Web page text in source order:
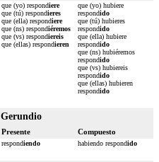
que (yo) respondiere
que (tú) respondieres
que (ella) respondiere
que (ns) respondiéremos
que (vs) respondiereis
que (ellas) respondieren
que (yo) hubiere
respondido
que (tú) hubieres
respondido
que (ella) hubiere
respondido
que (ns) hubiéremos
respondido
que (vs) hubiereis
respondido
que (ellas) hubieren
respondido
Gerundio
Presente Compuesto
respondiendo habiendo respondido